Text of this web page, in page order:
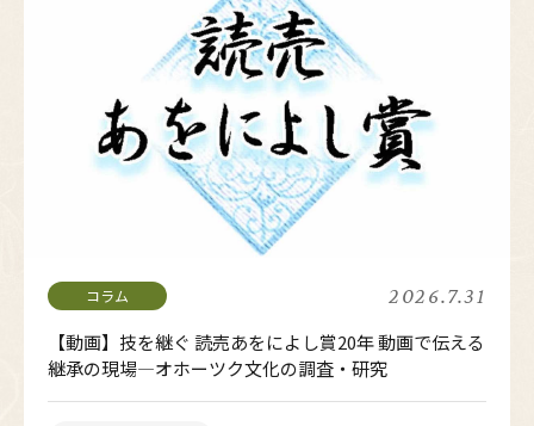
2026.7.31
【動画】技を継ぐ 読売あをによし賞20年 動画で伝える
継承の現場―オホーツク文化の調査・研究